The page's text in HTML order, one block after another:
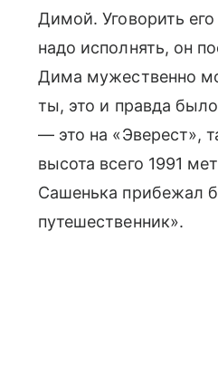
Димой. Уговорить
надо исполнять, он
Дима мужественно
ты, это и правда
— это на «Эверест»,
высота всего 1991
Сашенька прибежал
путешественник».